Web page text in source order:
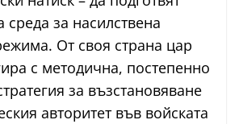
среда за насилствена
От своя страна цар
с методична, постепенно
за възстановяване
авторитет във войската